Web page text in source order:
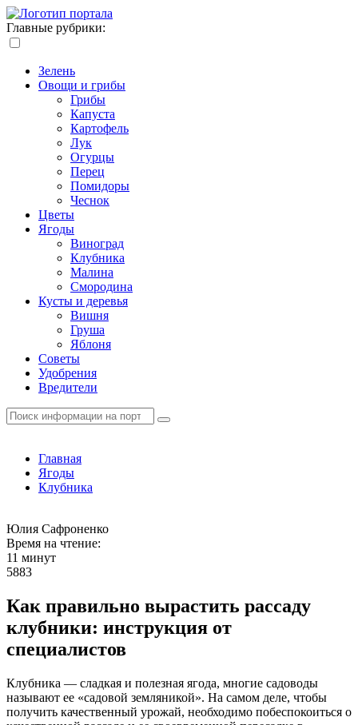
Главные рубрики:
Зелень
Овощи и грибы
Грибы
Капуста
Картофель
Лук
Огурцы
Перец
Помидоры
Чеснок
Цветы
Ягоды
Виноград
Клубника
Малина
Смородина
Кусты и деревья
Вишня
Груша
Яблоня
Советы
Удобрения
Вредители
Главная
Ягоды
Клубника
Юлия Сафроненко
Время на чтение:
11 минут
5883
Как правильно вырастить рассаду
клубники: инструкция от
специалистов
Клубника — сладкая и полезная ягода, многие садоводы
называют ее «садовой земляникой». На самом деле, чтобы
получить качественный урожай, необходимо побеспокоиться о